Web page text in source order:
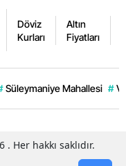
Döviz
Kurları
Altın
Fiyatları
Süleymaniye Mahallesi #
Her hakkı saklıdır.